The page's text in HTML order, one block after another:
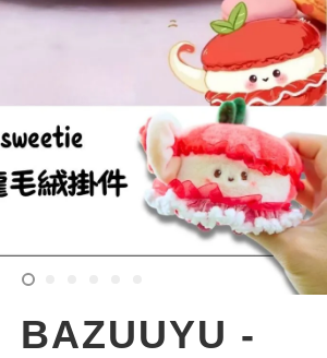
BAZUUYU -